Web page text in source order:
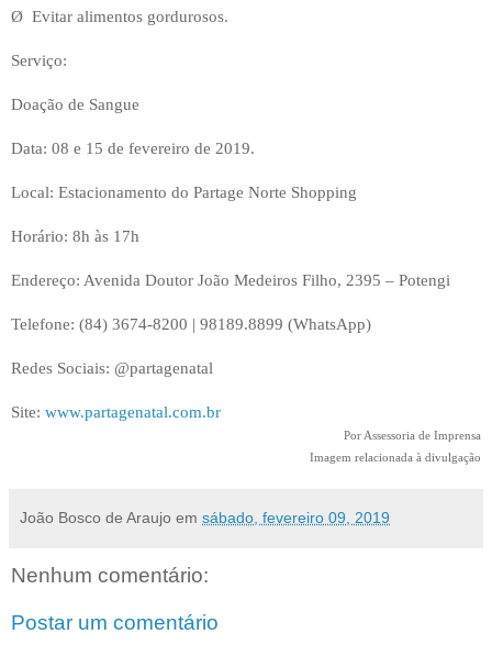
Ø Evitar alimentos gordurosos.
Serviço:
Doação de Sangue
Data: 08 e 15 de fevereiro de 2019.
Local: Estacionamento do Partage Norte Shopping
Horário: 8h às 17h
Endereço: Avenida Doutor João Medeiros Filho, 2395 – Potengi
Telefone: (84) 3674-8200 | 98189.8899 (WhatsApp)
Redes Sociais: @partagenatal
Site: www.partagenatal.com.br
Por Assessoria de Imprensa
Imagem relacionada à divulgação
João Bosco de Araujo em sábado, fevereiro 09, 2019
Nenhum comentário:
Postar um comentário